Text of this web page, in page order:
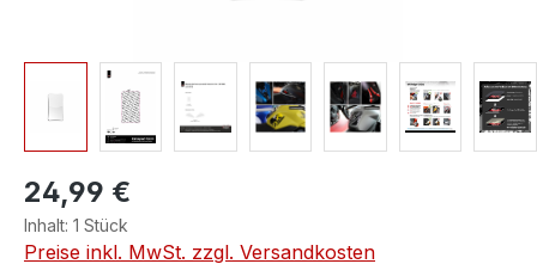
24,99 €
Inhalt: 1 Stück
Preise inkl. MwSt. zzgl. Versandkosten